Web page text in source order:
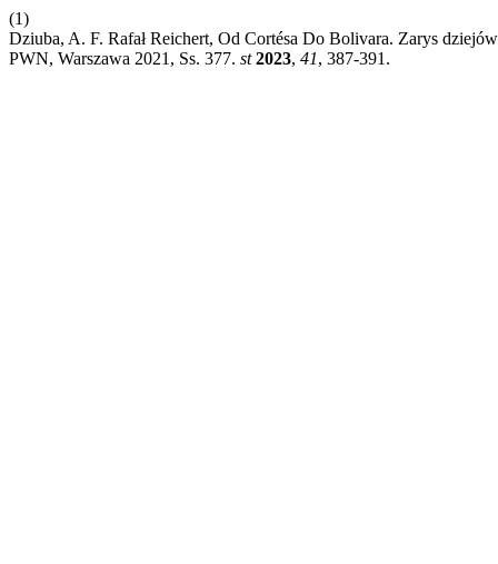
(1)
Dziuba, A. F. Rafał Reichert, Od Cortésa Do Bolivara. Zarys
PWN, Warszawa 2021, Ss. 377. st 2023, 41, 387-391.